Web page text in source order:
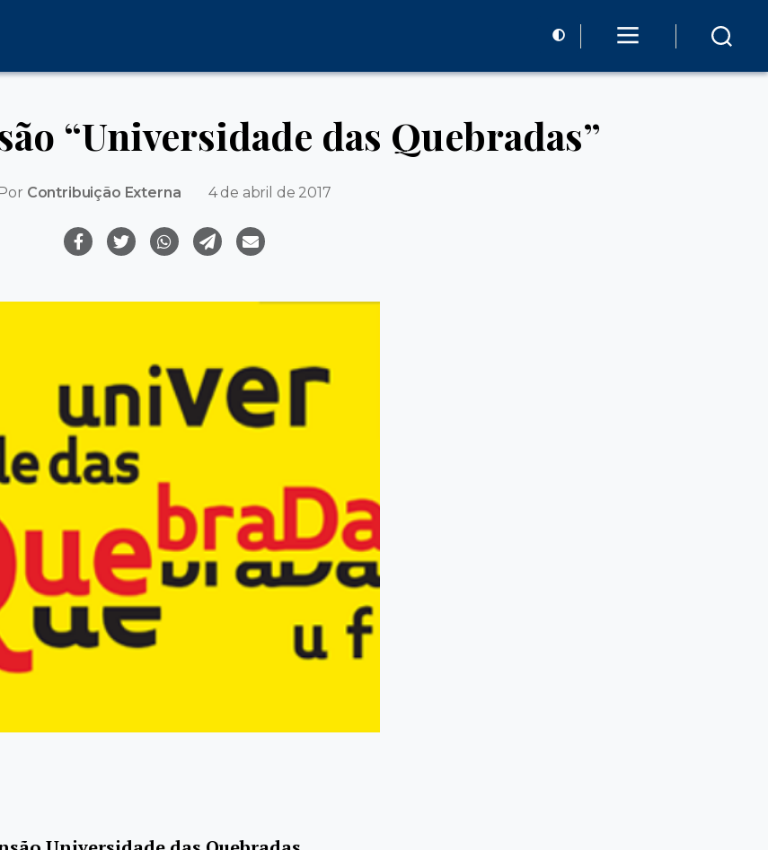
“Universidade das Quebradas”
Contribuição Externa 4 de abril de 2017